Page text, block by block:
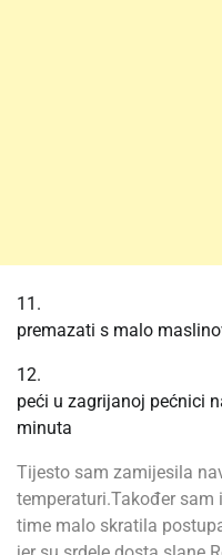
11.
premazati s malo
12.
peći u zagrijanoj pećnici
minuta
Tijesto sam zamijesila
temperaturi.Također sam
time malo skratila